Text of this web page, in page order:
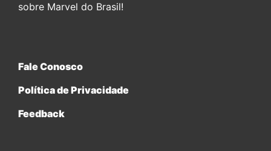
sobre Marvel do Brasil!
Fale Conosco
Política de Privacidade
Feedback